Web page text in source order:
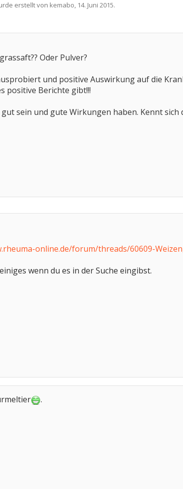
erstellt von kemabo, 14. Juni 2015.
Oder Pulver?
und positive Auswirkung auf die
positive Berichte gibt!!!
sein und gute Wirkungen haben. Kennt
online.de/forum/threads/60609-
wenn du es in der Suche eingibst.
.